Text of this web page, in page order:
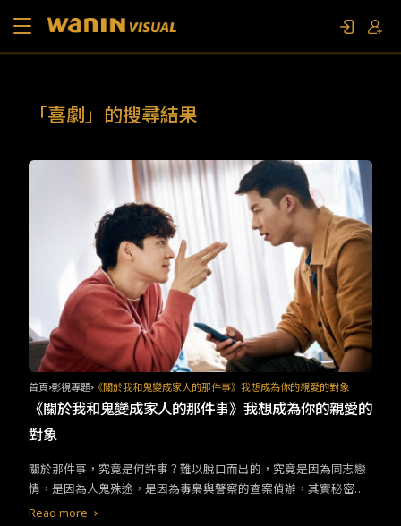
限定活動
TW EN JP KR
「喜劇」的搜尋結果
首頁 影視專題 《關於我和鬼變成家人的那件事》我想成為你的親愛的對象
《關於我和鬼變成家人的那件事》我想成為你的親愛的
對象
關於那件事，究竟是何許事？難以脫口而出的，究竟是因為同志戀
情，是因為人鬼殊途，是因為毒梟與警察的查案偵辦，其實秘密本
來就是說不出口，多一句或少一句，人生都會不一樣。李安說「斷
Read more